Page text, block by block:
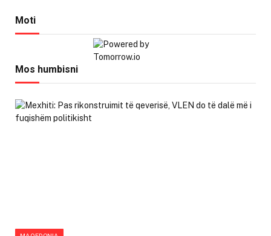
Moti
Mos humbisni